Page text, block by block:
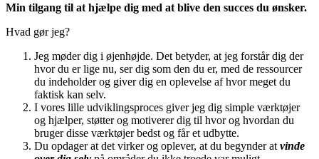
Min tilgang til at hjælpe dig med at blive den succes du ønsker.
Hvad gør jeg?
Jeg møder dig i øjenhøjde. Det betyder, at jeg forstår dig der
hvor du er lige nu, ser dig som den du er, med de ressourcer
du indeholder og giver dig en oplevelse af hvor meget du
faktisk kan selv.
I vores lille udviklingsproces giver jeg dig simple værktøjer
og hjælper, støtter og motiverer dig til hvor og hvordan du
bruger disse værktøjer bedst og får et udbytte.
Du opdager at det virker og oplever, at du begynder at vinde